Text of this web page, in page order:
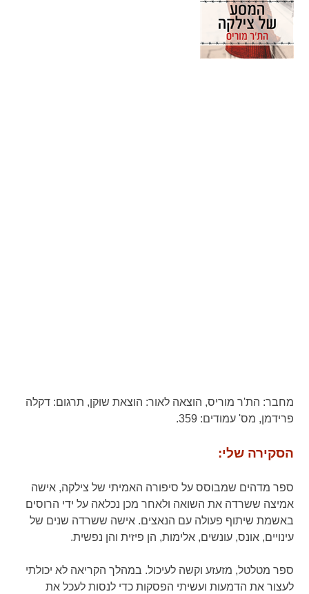
מחבר: הת'ר מוריס, הוצאה לאור: הוצאת שוקן, תרגום: דקלה
פרידמן, מס' עמודים:
הסקירה שלי:
ספר מדהים שמבוסס על סיפורה האמיתי של צילקה, אישה
אמיצה ששרדה את השואה ולאחר מכן נכלאה על ידי הרוסים
באשמת שיתוף פעולה עם הנאצים. אישה ששרדה שנים של
עינויים, אונס, עונשים, אלימות, הן פיזית והן נפשית.
ספר מטלטל, מזעזע וקשה לעיכול. במהלך הקריאה לא יכולתי
לעצור את הדמעות ועשיתי הפסקות כדי לנסות לעכל את